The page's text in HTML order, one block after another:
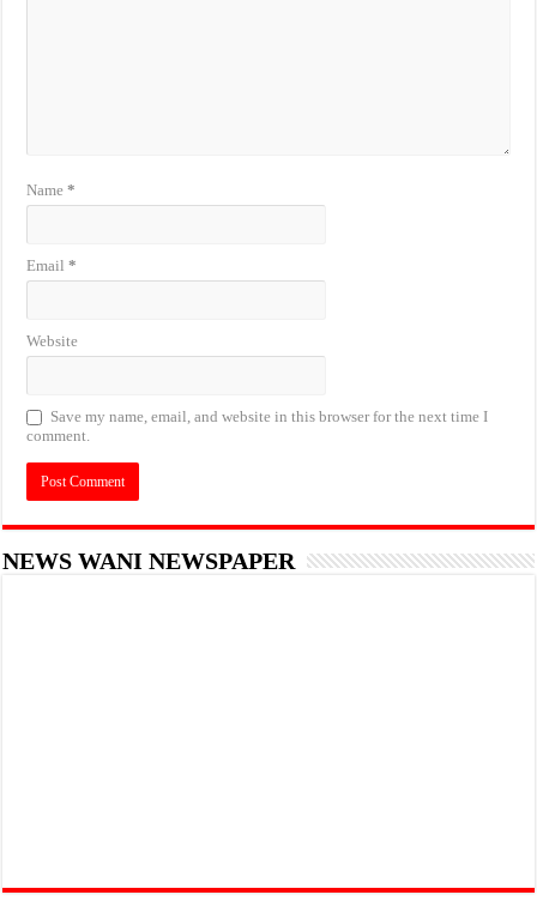
Name*
Email*
Website
Save my name, email, and website in this browser for the next time I
comment.
NEWS WANI NEWSPAPER